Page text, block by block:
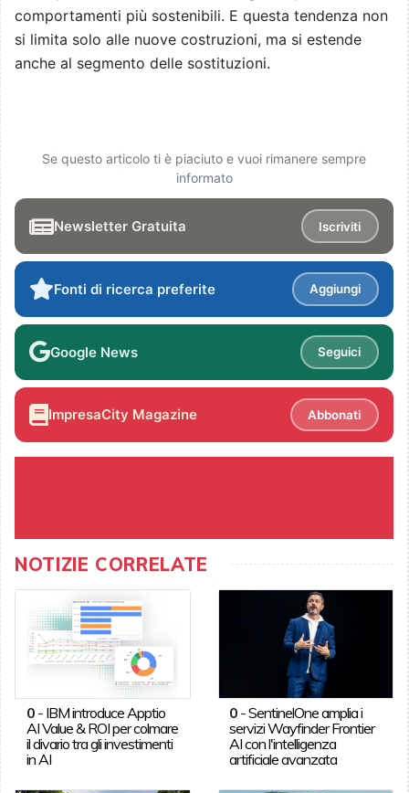
comportamenti più sostenibili. E questa tendenza non
si limita solo alle nuove costruzioni, ma si estende
anche al segmento delle sostituzioni.
Se questo articolo ti è piaciuto e vuoi rimanere sempre
informato
Newsletter Gratuita Iscriviti
Fonti di ricerca preferite Aggiungi
Google News Seguici
ImpresaCity Magazine Abbonati
NOTIZIE CORRELATE
0- IBM introduce Apptio
AI Value & ROI per colmare
il divario tra gli investimenti
in AI
0 -SentinelOne amplia i
servizi Wayfinder Frontier
AI con l'intelligenza
artificiale avanzata